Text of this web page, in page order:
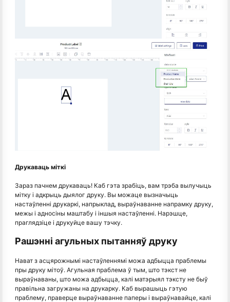
Друкаваць міткі
Зараз пачнем друкаваць! Каб гэта зрабіць, вам трэба вылучыць
мітку і адкрыць дыялог друку. Вы можаце вызначыць
настаўленні друкаркі, напрыклад, выраўнаванне напрамку друку,
межы і адносіны маштабу і іншыя настаўленні. Нарэшце,
праглядзіце і друкуйце вашу тэчку.
Рашэнні агульных пытанняў друку
Нават з асцярожнымі настаўленнямі можа адбыцца праблемы
пры друку мітоў. Агульная праблема ў тым, што тэкст не
выраўнаваны, што можа адбыцца, калі матэрыял тэксту не быў
правільна загружаны на друкарку. Каб вырашыць гэтую
праблему, праверце выраўнаванне паперы і выраўнавайце, калі